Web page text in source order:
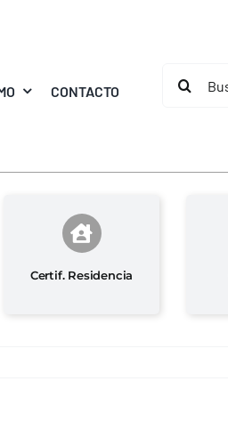
CONTACTO
Buscar:
Certif. Residencia